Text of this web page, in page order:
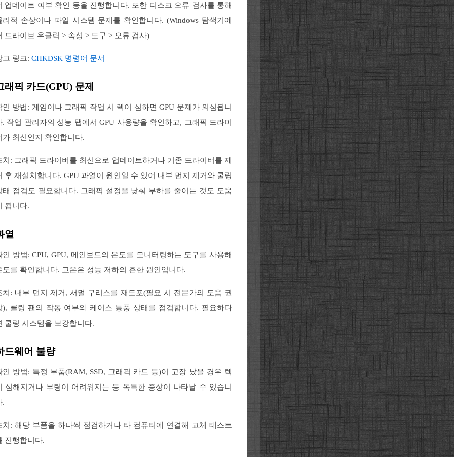
업데이트 여부 확인 등을 진행합니다. 또한 디스크 오류 검사를 통해
리적 손상이나 파일 시스템 문제를 확인합니다. (Windows 탐색기에
드라이브 우클릭 > 속성 > 도구 > 오류 검사)
고 링크: CHKDSK 명령어 문서
래픽 카드(GPU) 문제
인 방법: 게임이나 그래픽 작업 시 렉이 심하면 GPU 문제가 의심됩니
. 작업 관리자의 성능 탭에서 GPU 사용량을 확인하고, 그래픽 드라이
가 최신인지 확인합니다.
치: 그래픽 드라이버를 최신으로 업데이트하거나 기존 드라이버를 제
후 재설치합니다. GPU 과열이 원인일 수 있어 내부 먼지 제거와 쿨링
태 점검도 필요합니다. 그래픽 설정을 낮춰 부하를 줄이는 것도 도움
됩니다.
열
인 방법: CPU, GPU, 메인보드의 온도를 모니터링하는 도구를 사용해
도를 확인합니다. 고온은 성능 저하의 흔한 원인입니다.
치: 내부 먼지 제거, 서멀 구리스를 재도포(필요 시 전문가의 도움 권
), 쿨링 팬의 작동 여부와 케이스 통풍 상태를 점검합니다. 필요하다
쿨링 시스템을 보강합니다.
드웨어 불량
인 방법: 특정 부품(RAM, SSD, 그래픽 카드 등)이 고장 났을 경우 렉
심해지거나 부팅이 어려워지는 등 독특한 증상이 나타날 수 있습니
.
치: 해당 부품을 하나씩 점검하거나 타 컴퓨터에 연결해 교체 테스트
진행합니다.